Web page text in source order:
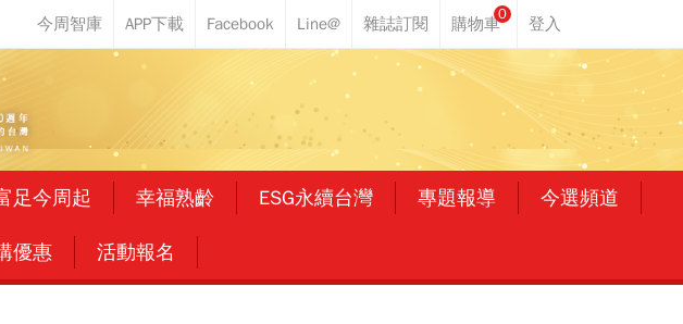
0
足今周起 幸福熟齡 ESG永續台灣 專題報導 今選頻道
優惠 活動報名